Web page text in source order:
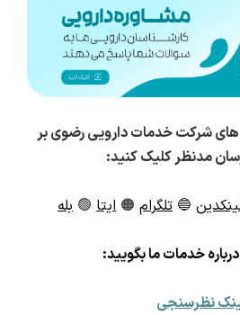
های شرکت خدمات دارویی رضوی بر
مدنظر کلیک کنید:
🔵 تلگرام 🟠 ایتا 🟢 بله
خدمات ما بگویید:
نظرسنجی